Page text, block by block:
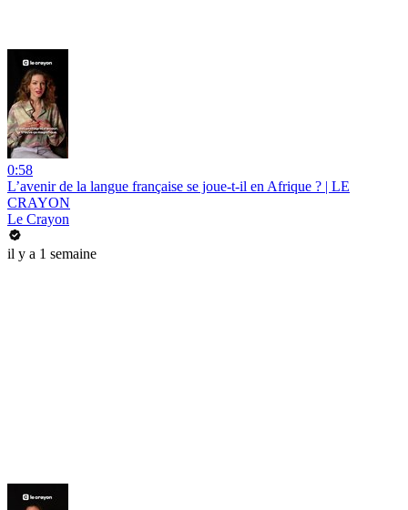
0:58
L’avenir de la langue française se joue-t-il en Afrique ? | LE
CRAYON
Le Crayon
il y a 1 semaine